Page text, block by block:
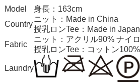
Model
身長：163cm
Country
ニット：Made in China
授乳ロンTee：Made in Japan
Fabric
ニット：アクリル90% ナイ
授乳ロンTee：コットン100%
Laundry